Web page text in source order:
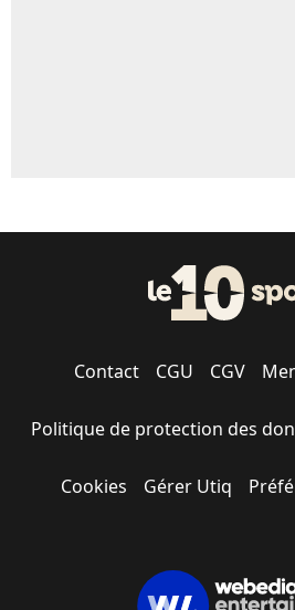
Contact CGU CGV
Politique de protection des
Cookies Gérer Utiq